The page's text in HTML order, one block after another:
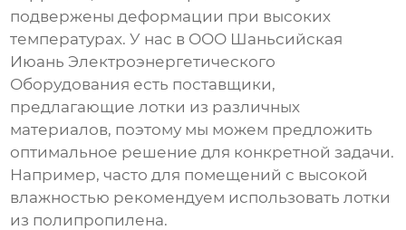
подвержены деформации при высоких
температурах. У нас в ООО Шаньсийская
Июань Электроэнергетического
Оборудования есть поставщики,
предлагающие лотки из различных
материалов, поэтому мы можем предложить
оптимальное решение для конкретной задачи.
Например, часто для помещений с высокой
влажностью рекомендуем использовать лотки
из полипропилена.